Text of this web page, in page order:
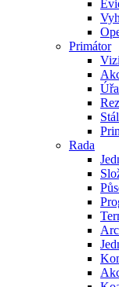
Primátor
Rada